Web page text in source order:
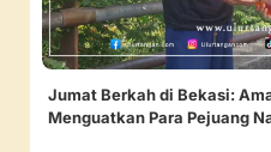
Jumat Berkah di Bekasi:
Menguatkan Para Pejuang